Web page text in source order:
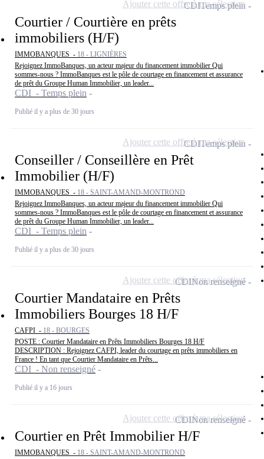
Courtier / Courtière en prêts
immobiliers (H/F)
IMMOBANQUES - 18 - LIGNIÈRES
Rejoignez ImmoBanques, un acteur majeur du financement immobilier Qui
sommes-nous ? ImmoBanques est le pôle de courtage en financement et assurance
de prêt du Groupe Human Immobilier, un leader...
CDI - Temps plein
Publié il y a plus de 30 jours
CDITemps plein
Ajouter cette offre à ma sélection
Conseiller / Conseillère en Prêt
Immobilier (H/F)
IMMOBANQUES - 18 - SAINT-AMAND-MONTROND
Rejoignez ImmoBanques, un acteur majeur du financement immobilier Qui
sommes-nous ? ImmoBanques est le pôle de courtage en financement et assurance
de prêt du Groupe Human Immobilier, un leader...
CDI - Temps plein
Publié il y a plus de 30 jours
CDITemps plein
Ajouter cette offre à ma sélection
Courtier Mandataire en Prêts
Immobiliers Bourges 18 H/F
CAFPI - 18 - BOURGES
POSTE : Courtier Mandataire en Prêts Immobiliers Bourges 18 H/F
DESCRIPTION : Rejoignez CAFPI, leader du courtage en prêts immobiliers en
France ! En tant que Courtier Mandataire en Prêts...
CDI - Non renseigné
Publié il y a 16 jours
CDINon renseigné
Ajouter cette offre à ma sélection
Courtier en Prêt Immobilier H/F
IMMOBANQUES - 18 - SAINT-AMAND-MONTROND
CDINon renseigné
Ajouter cette offre à ma sélection